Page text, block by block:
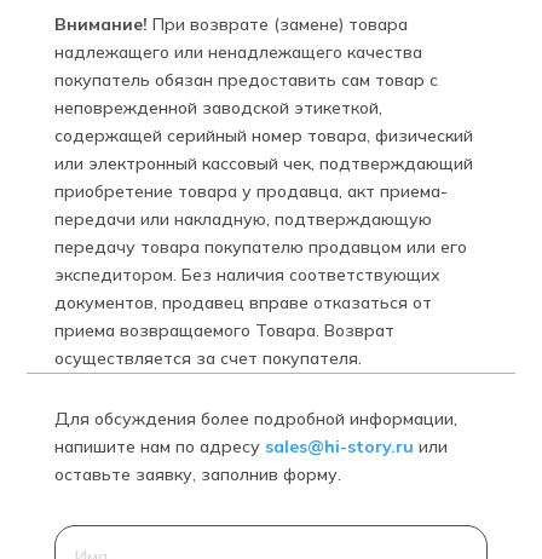
Внимание! При возврате (замене) товара
надлежащего или ненадлежащего качества
покупатель обязан предоставить сам товар с
неповрежденной заводской этикеткой,
содержащей серийный номер товара, физический
или электронный кассовый чек, подтверждающий
приобретение товара у продавца, акт приема-
передачи или накладную, подтверждающую
передачу товара покупателю продавцом или его
экспедитором. Без наличия соответствующих
документов, продавец вправе отказаться от
приема возвращаемого Товара. Возврат
осуществляется за счет покупателя.
Для обсуждения более подробной информации,
напишите нам по адресу sales@hi-story.ru или
оставьте заявку, заполнив форму.